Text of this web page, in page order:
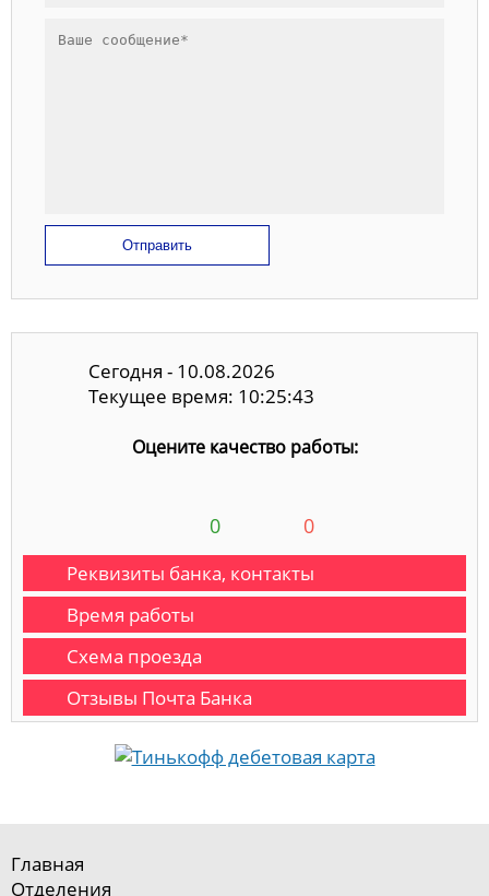
Отправить
Сегодня - 10.08.2026
Текущее время: 10:25:43
Оцените качество работы:
0 0
Реквизиты банка, контакты
Время работы
Схема проезда
Отзывы Почта Банка
Главная
Отделения